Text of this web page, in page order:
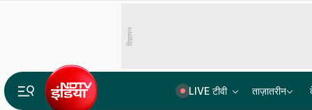
विज्ञापन
LIVE टीवी ताज़ातरीन